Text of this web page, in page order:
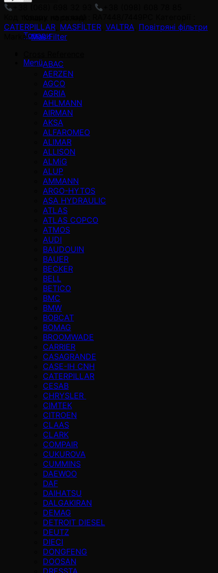
Товари
Menü
CATERPILLAR MASFİLTER VALTRA Повітряні фільтри
Marka:Mas Filter
ABAC
AERZEN
AGCO
AGRIA
AHLMANN
AIRMAN
AKSA
ALFAROMEO
ALIMAR
ALLISON
ALMiG
ALUP
AMMANN
ARGO-HYTOS
ASA HYDRAULIC
ATLAS
ATLAS COPCO
ATMOS
AUDI
BAUDOUIN
BAUER
BECKER
BELL
BETICO
BMC
BMW
BOBCAT
BOMAG
BROOMWADE
CARRIER
CASAGRANDE
CASE-IH CNH
CATERPILLAR
CESAB
CHRYSLER
CIMTEK
CITROEN
CLAAS
CLARK
COMPAIR
CUKUROVA
CUMMINS
DAEWOO
DAF
DAIHATSU
DALGAKIRAN
DEMAG
DETROIT DIESEL
DEUTZ
DIECI
DONGFENG
DOOSAN
DRESSTA